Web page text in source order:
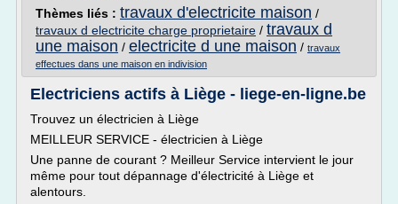
Thèmes liés : travaux d'electricite maison /
travaux d electricite charge proprietaire / travaux d
une maison / electricite d une maison / travaux
effectues dans une maison en indivision
Electriciens actifs à Liège - liege-en-ligne.be
Trouvez un électricien à Liège
MEILLEUR SERVICE - électricien à Liège
Une panne de courant ? Meilleur Service intervient le jour
même pour tout dépannage d'électricité à Liège et
alentours.